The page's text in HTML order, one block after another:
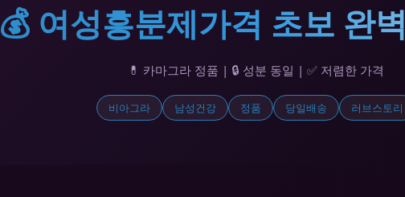
💰 여성흥분제가격 초보 완
💊 카마그라 정품 | 🔒 성분 동일 | ✅ 저렴한 가격
비아그라 남성건강 정품 당일배송 러브스토리